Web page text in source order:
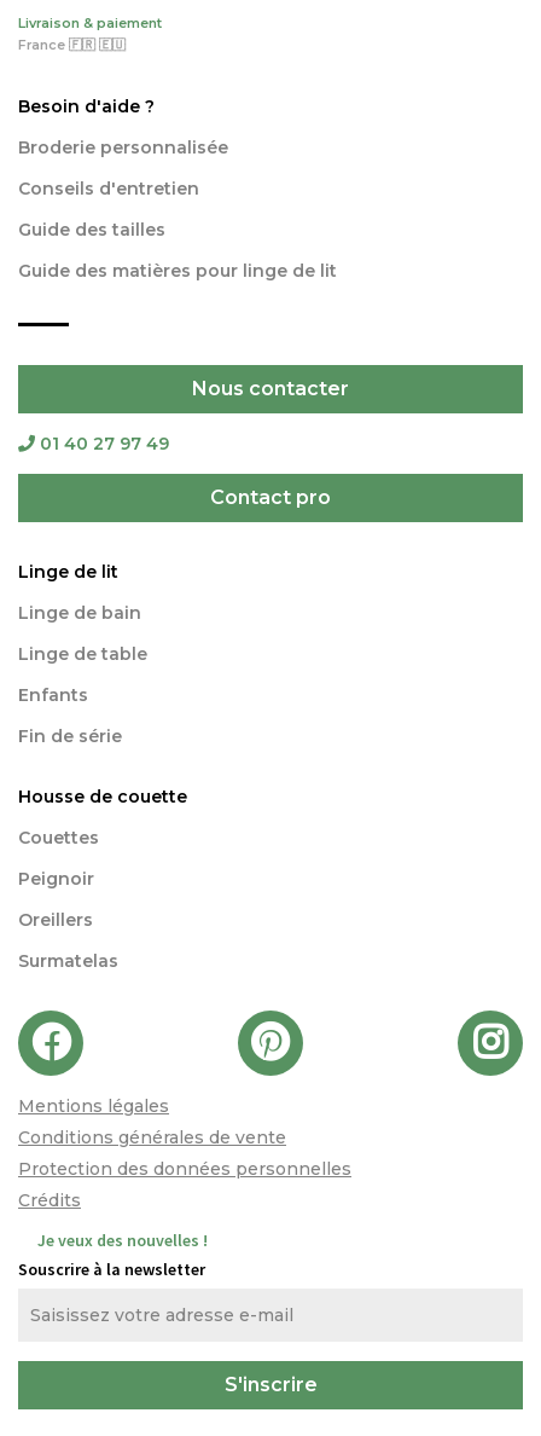
Livraison & paiement
France 🇫🇷 🇪🇺
Besoin d'aide ?
Broderie personnalisée
Conseils d'entretien
Guide des tailles
Guide des matières pour linge de lit
Nous contacter
01 40 27 97 49
Contact pro
Linge de lit
Linge de bain
Linge de table
Enfants
Fin de série
Housse de couette
Couettes
Peignoir
Oreillers
Surmatelas
Mentions légales
Conditions générales de vente
Protection des données personnelles
Crédits
Je veux des nouvelles !
Souscrire à la newsletter